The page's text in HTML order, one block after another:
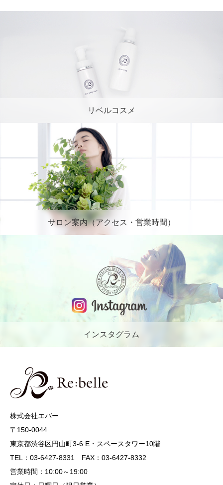
リベルコスメ
サロン案内（アクセス・営業時間）
インスタグラム
株式会社エバー
〒150-0044
東京都渋谷区円山町3-6 E・スペースタワー10階
TEL：03-6427-8331 FAX：03-6427-8332
営業時間：10:00～19:00